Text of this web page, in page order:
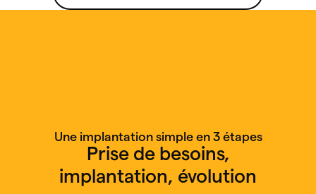
Une implantation simple en 3 étapes
Prise de besoins,
implantation, évolution